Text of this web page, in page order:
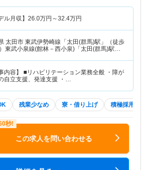
ル月収】 26.0万円～32.4万円
太田市 東武伊勢崎線「太田(群馬)駅」（徒歩
東武小泉線(館林－西小泉)「太田(群馬)駅」
内容】 ■リハビリテーション業務全般 ・障が
自立支援、発達支援 ・…
残業少なめ 寮・借り上げ 積極採用中
この求人を問い合わせる